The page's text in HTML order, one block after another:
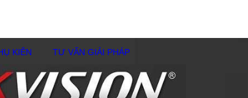
KIÊN TƯ VẤN GIẢI PHÁP